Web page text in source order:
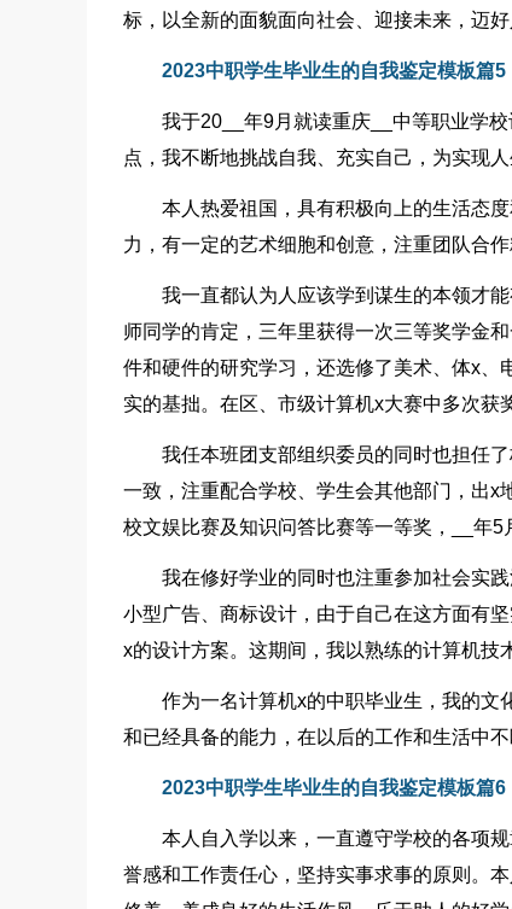
标，以全新的面貌面向社会、迎接未来，迈好
2023中职学生毕业生的自我鉴定模板篇5
我于20__年9月就读重庆__中等职业学
点，我不断地挑战自我、充实自己，为实现
本人热爱祖国，具有积极向上的生活态
力，有一定的艺术细胞和创意，注重团队合作
我一直都认为人应该学到谋生的本领才
师同学的肯定，三年里获得一次三等奖学金
件和硬件的研究学习，还选修了美术、体x、
实的基拙。在区、市级计算机x大赛中多次获
我任本班团支部组织委员的同时也担任
一致，注重配合学校、学生会其他部门，出
校文娱比赛及知识问答比赛等一等奖，__年5
我在修好学业的同时也注重参加社会实
小型广告、商标设计，由于自己在这方面有
x的设计方案。这期间，我以熟练的计算机技
作为一名计算机x的中职毕业生，我的文
和已经具备的能力，在以后的工作和生活中
2023中职学生毕业生的自我鉴定模板篇6
本人自入学以来，一直遵守学校的各项
誉感和工作责任心，坚持实事求事的原则。